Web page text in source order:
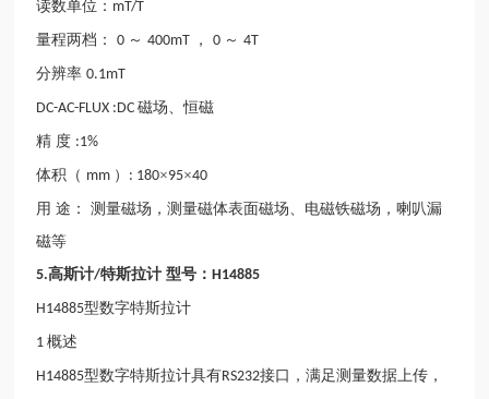
读数单位： mT/T
量程两档：
0 ～400mT ，0 ～4T
分辨率 0.1mT
DC-AC-FLUX :DC磁场、恒磁
精 度 :1%
体积（ mm ） : 180×95×40
用 途：
测量磁场，测量磁体表面磁场、电磁铁磁场，喇叭漏
磁等
5.高斯计/特斯拉计 型号：H14885
H14885型数字特斯拉计
1概述
H14885型数字特斯拉计具有RS232接口，满足测量数据上传，